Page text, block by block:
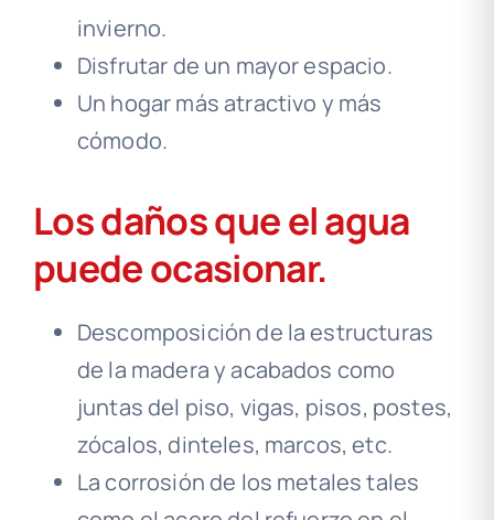
invierno.
Disfrutar de un mayor espacio.
Un hogar más atractivo y más
cómodo.
Los daños que el agua
puede ocasionar.
Descomposición de la estructuras
de la madera y acabados como
juntas del piso, vigas, pisos, postes,
zócalos, dinteles, marcos, etc.
La corrosión de los metales tales